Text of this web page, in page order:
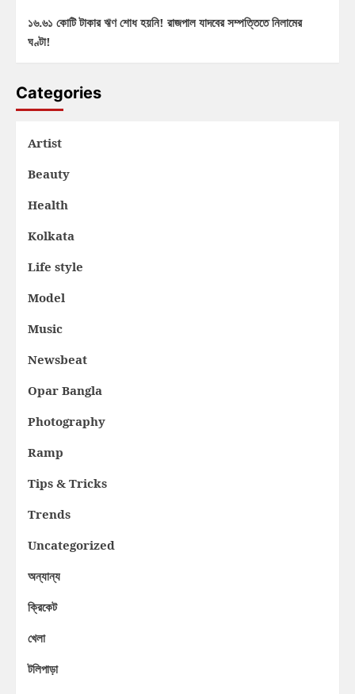
১৬.৬১ কোটি টাকার ঋণ শোধ হয়নি! রাজপাল যাদবের সম্পত্তিতে নিলামের
ঘণ্টা!
Categories
Artist
Beauty
Health
Kolkata
Life style
Model
Music
Newsbeat
Opar Bangla
Photography
Ramp
Tips & Tricks
Trends
Uncategorized
অন্যান্য
ক্রিকেট
খেলা
টলিপাড়া